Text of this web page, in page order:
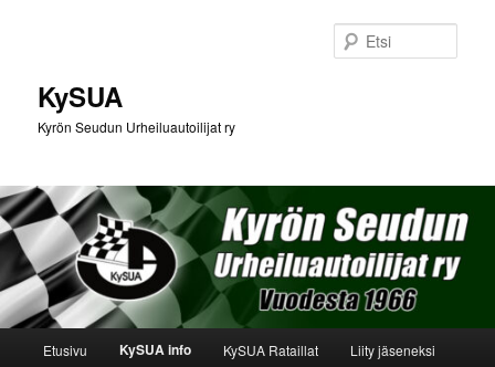
KySUA
Kyrön Seudun Urheiluautoilijat ry
Etusivu KySUA info KySUA Rataillat Liity jäseneksi